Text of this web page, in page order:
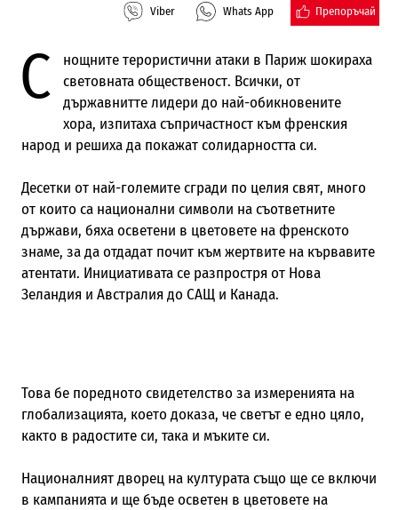
Viber Whats App Препоръчай
С
нощните терористични атаки в Париж шокираха
световната общественост. Всички, от
държавнитте лидери до най-обикновените
хора, изпитаха съпричастност към френския
народ и решиха да покажат солидарността си.
Десетки от най-големите сгради по целия свят, много
от които са национални символи на съответните
държави, бяха осветени в цветовете на френското
знаме, за да отдадат почит към жертвите на кървавите
атентати. Инициативата се разпростря от Нова
Зеландия и Австралия до САЩ и Канада.
Това бе поредното свидетелство за измеренията на
глобализацията, което доказа, че светът е едно цяло,
както в радостите си, така и мъките си.
Националният дворец на културата също ще се включи
в кампанията и ще бъде осветен в цветовете на